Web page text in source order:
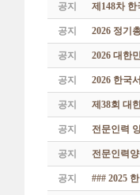
공지 제148차
공지 2026 정기
공지 2026 대한
공지 2026 한국
공지 제38회 대
공지 전문인력
공지 전문인력
공지 ### 2025